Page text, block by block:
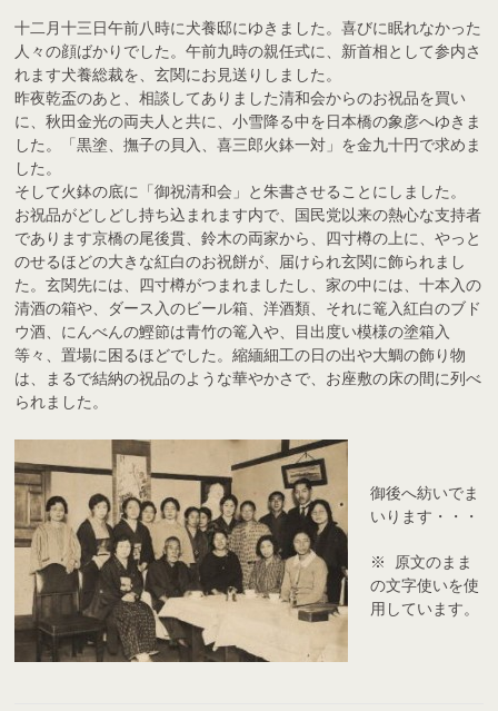
十二月十三日午前八時に犬養邸にゆきました。喜びに眠れなかった
人々の顔ばかりでした。午前九時の親任式に、新首相として参内さ
れます犬養総裁を、玄関にお見送りしました。
昨夜乾盃のあと、相談してありました清和会からのお祝品を買い
に、秋田金光の両夫人と共に、小雪降る中を日本橋の象彦へゆきま
した。「黒塗、撫子の貝入、喜三郎火鉢一対」を金九十円で求めま
した。
そして火鉢の底に「御祝清和会」と朱書させることにしました。
お祝品がどしどし持ち込まれます内で、国民党以来の熱心な支持者
であります京橋の尾後貫、鈴木の両家から、四寸樽の上に、やっと
のせるほどの大きな紅白のお祝餅が、届けられ玄関に飾られまし
た。玄関先には、四寸樽がつまれましたし、家の中には、十本入の
清酒の箱や、ダース入のビール箱、洋酒類、それに篭入紅白のブド
ウ酒、にんべんの鰹節は青竹の篭入や、目出度い模様の塗箱入
等々、置場に困るほどでした。縮緬細工の日の出や大鯛の飾り物
は、まるで結納の祝品のような華やかさで、お座敷の床の間に列べ
られました。
御後へ紡いでま
いります・・・
※ 原文のまま
の文字使いを使
用しています。